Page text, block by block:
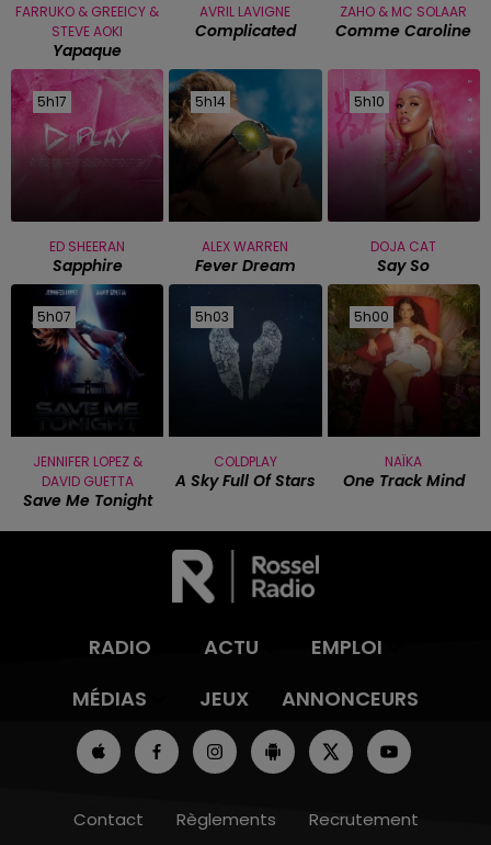
FARRUKO & GREEICY &
STEVE AOKI
Yapaque
AVRIL LAVIGNE
Complicated
ZAHO & MC SOLAAR
Comme Caroline
5h17
5h17
ED SHEERAN
Sapphire
5h14
5h14
ALEX WARREN
Fever Dream
5h10
5h10
DOJA CAT
Say So
5h07
5h07
JENNIFER LOPEZ &
DAVID GUETTA
Save Me Tonight
5h03
5h03
COLDPLAY
A Sky Full Of Stars
5h00
5h00
NAÏKA
One Track Mind
RADIO ACTU
EMPLOI
MÉDIAS
JEUX ANNONCEURS
Contact Règlements Recrutement